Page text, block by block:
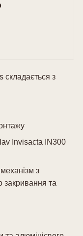
складається з
Invisacta IN300
з
закривання та